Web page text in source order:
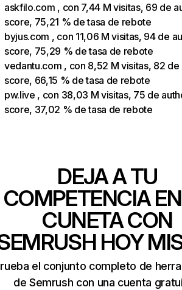
askfilo.com , con 7,44 M visitas, 69 de
score, 75,21 % de tasa de rebote
byjus.com , con 11,06 M visitas, 94 de
score, 75,29 % de tasa de rebote
vedantu.com , con 8,52 M visitas, 82 de
score, 66,15 % de tasa de rebote
pw.live , con 38,03 M visitas, 75 de
score, 37,02 % de tasa de rebote
DEJA A TU
COMPETENCIA
CUNETA CON
HOY
el conjunto completo de
de Semrush con una cuenta